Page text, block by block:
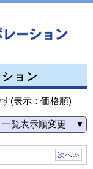
ョン
(表示：価格順)
一覧表示順変更 ▼
次へ≫